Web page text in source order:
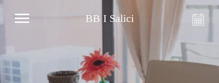
BB I Salici